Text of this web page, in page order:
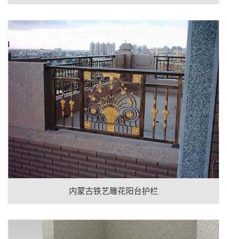
内蒙古铁艺雕花阳台护栏